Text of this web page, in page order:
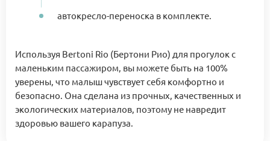
автокресло-переноска в комплекте.
Используя Bertoni Rio (Бертони Рио) для прогулок с
маленьким пассажиром, вы можете быть на 100%
уверены, что малыш чувствует себя комфортно и
безопасно. Она сделана из прочных, качественных и
экологических материалов, поэтому не навредит
здоровью вашего карапуза.